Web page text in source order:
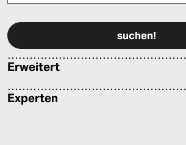
Erweitert
Experten